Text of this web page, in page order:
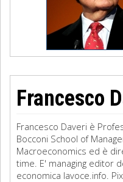
Francesco
Francesco Daveri è
Bocconi School of
Macroeconomics ed è
time. E' managing editor
economica lavoce.info.